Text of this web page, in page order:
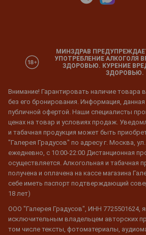
МИНЗДРАВ
УПОТРЕБЛЕНИЕ АЛКОГОЛЯ
ЗДОРОВЬЮ. КУРЕНИЕ
ЗДОРОВЬЮ.
Внимание! Гарантировать наличие товара
без его бронирования. Информация, данная
публичной офертой. Наши специалисты
ценах на товар и условиях продаж.
и табачная продукция может быть
"Галерея Градусов" по адресу г. Москва,
ежедневно, с 10:00-22:00 Дистанционная
осуществляется. Алкогольная и табачная
получена и оплачена на кассе магазина
себе иметь паспорт подтверждающий
18 лет)
ООО "Галерея Градусов", ИНН 7725501624,
исключительным владельцем авторских
том числе тексты, фотоматериалы,